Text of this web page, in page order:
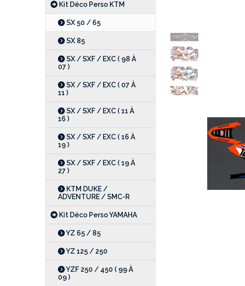
Kit Déco Perso KTM
SX 50 / 65
SX 85
SX / SXF / EXC ( 98 À
07 )
SX / SXF / EXC ( 07 À
11 )
SX / SXF / EXC ( 11 À
16 )
SX / SXF / EXC ( 16 À
19 )
SX / SXF / EXC ( 19 À
27 )
KTM DUKE /
ADVENTURE / SMC-R
Kit Déco Perso YAMAHA
YZ 65 / 85
YZ 125 / 250
YZF 250 / 450 ( 99 À
09 )